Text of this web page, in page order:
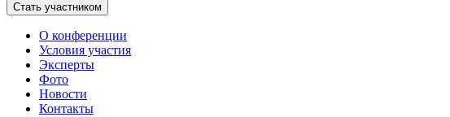
Стать участником
О конференции
Условия участия
Эксперты
Фото
Новости
Контакты